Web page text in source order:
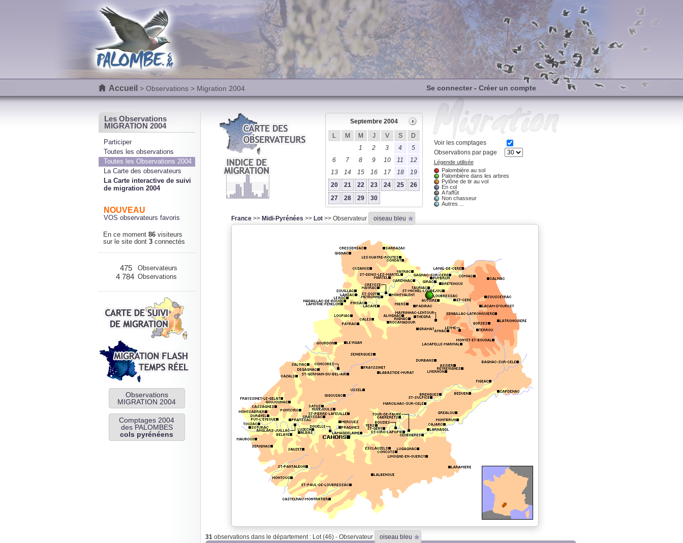
Accueil > Observations> Migration 2004 Se connecter- Créer un compte
Les Observations
MIGRATION 2004
Participer
Toutes les observations
Toutes les Observations 2004
La Carte des observateurs
La Carte interactive de suivi
de migration 2004
NOUVEAU
VOS observateurs favoris
En ce moment 86visiteurs
sur le site dont 3connectés
475 Observateurs
4 784 Observations
Observations
MIGRATION 2004
Comptages 2004
des PALOMBES
cols pyrénéens
Septembre 2004
L
M M J V S
D
1
2 3 4
5
6
7 8 9 10 11
12
13
14 15 16 17 18
19
20
21 22 23 24 25
26
27
28 29 30
Voir les comptages
Observations par page
Légende utilisée
Palombière au sol
Palombière dans les arbres
Pylône de tir au vol
En col
A l'affût
Non chasseur
Autres ...
France>> Midi-Pyrénées >> Lot>> Observateur oiseau bleu
31observations dans le département : Lot (46) - Observateur oiseau bleu